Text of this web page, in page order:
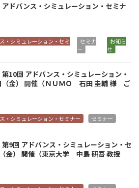
アドバンス・シミュレーション・セミナ
・シミュレーション・セミ
セミナ
ー
お知ら
せ
第10回 アドバンス・シミュレーション・
（金） 開催（ＮＵＭＯ 石田 圭輔 様 ご
・シミュレーション・セミナー セミナー
第9回 アドバンス・シミュレーション・セ
金） 開催（東京大学 中島 研吾 教授